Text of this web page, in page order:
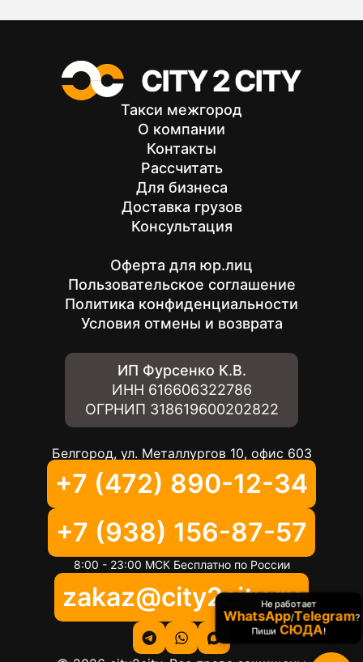
Такси межгород
О компании
Контакты
Рассчитать
Для бизнеса
Доставка грузов
Консультация
Оферта для юр.лиц
Пользовательское соглашение
Политика конфиденциальности
Условия отмены и возврата
ИП Фурсенко К.В.
ИНН 616606322786
ОГРНИП 318619600202822
Белгород, ул. Металлургов 10, офис 603
+7 (472) 890-12-34
+7 (938) 156-87-57
8:00 - 23:00 МСК Бесплатно по России
zakaz@city2city.ru
Не работает
WhatsApp/Telegram?
Пиши СЮДА!